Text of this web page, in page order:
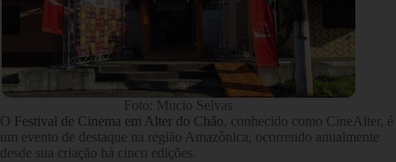
Foto: Mucio Selvas
O Festival de Cinema em Alter do Chão , conhecido como CineAlter, é
um evento de destaque na região Amazônica, ocorrendo anualmente
desde sua criação há cinco edições.